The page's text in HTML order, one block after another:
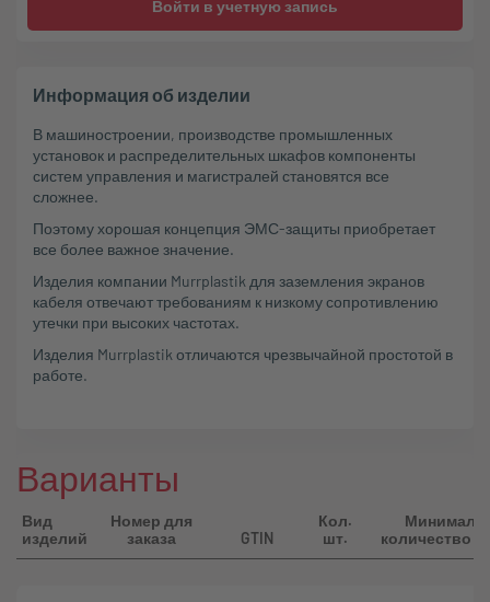
Войти в учетную запись
Информация об изделии
В машиностроении, производстве промышленных
установок и распределительных шкафов компоненты
систем управления и магистралей становятся все
сложнее.
Поэтому хорошая концепция ЭМС-защиты приобретает
все более важное значение.
Изделия компании Murrplastik для заземления экранов
кабеля отвечают требованиям к низкому сопротивлению
утечки при высоких частотах.
Изделия Murrplastik отличаются чрезвычайной простотой в
работе.
Варианты
Вид
изделий
Номер для
заказа
GTIN
Кол.
шт.
количество в